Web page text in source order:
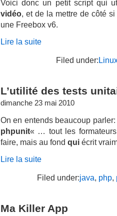
Voici donc un petit script qui
vidéo, et de la mettre de côté
une Freebox v6.
Lire la suite
Filed under:
L’utilité des tests
dimanche 23 mai 2010
On en entends beaucoup
phpunit« … tout les formateurs
faire, mais au fond qui écrit
Lire la suite
Filed under:java, php,
Ma Killer App